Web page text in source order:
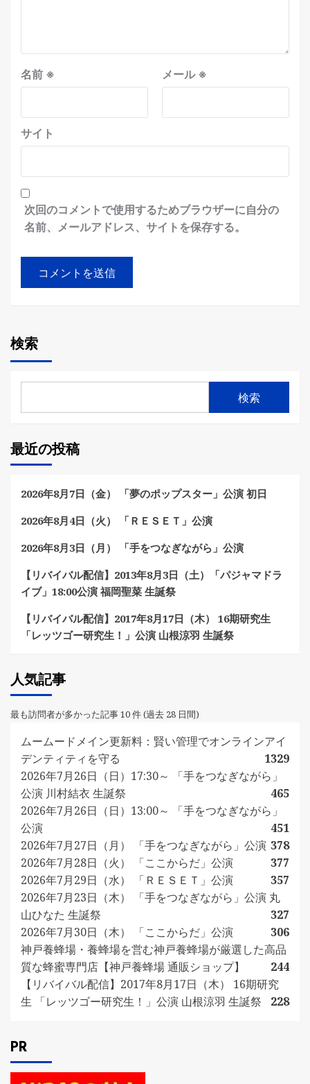
名前 ※ メール※
サイト
次回のコメントで使用するためブラウザーに自分の
名前、メールアドレス、サイトを保存する。
検索
検索
最近の投稿
2026年8月7日（金） 「夢のポップスター」公演 初日
2026年8月4日（火） 「ＲＥＳＥＴ」公演
2026年8月3日（月） 「手をつなぎながら」公演
【リバイバル配信】2013年8月3日（土）「パジャマドラ
イブ」18:00公演 福岡聖菜 生誕祭
【リバイバル配信】2017年8月17日（木） 16期研究生
「レッツゴー研究生！」公演 山根涼羽 生誕祭
人気記事
最も訪問者が多かった記事 10 件 (過去 28 日間)
ムームードメイン更新料：賢い管理でオンラインアイ
デンティティを守る
1329
2026年7月26日（日）17:30～ 「手をつなぎながら」
公演 川村結衣 生誕祭
465
2026年7月26日（日）13:00～ 「手をつなぎながら」
公演
451
2026年7月27日（月） 「手をつなぎながら」公演 378
2026年7月28日（火） 「ここからだ」公演
377
2026年7月29日（水） 「ＲＥＳＥＴ」公演
357
2026年7月23日（木） 「手をつなぎながら」公演 丸
山ひなた 生誕祭
327
2026年7月30日（木） 「ここからだ」公演
306
神戸養蜂場・養蜂場を営む神戸養蜂場が厳選した高品
質な蜂蜜専門店【神戸養蜂場 通販ショップ】
244
【リバイバル配信】2017年8月17日（木） 16期研究
生 「レッツゴー研究生！」公演 山根涼羽 生誕祭
228
PR